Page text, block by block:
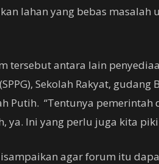
lahan yang bebas
tersebut antara lain
Sekolah Rakyat,
Putih. “Tentunya
ya. Ini yang perlu juga kita
agar forum itu